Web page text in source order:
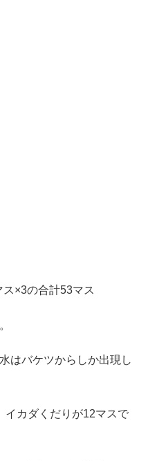
ス×3の合計53マス
はバケツからしか出現し
イカダくだりが12マスで